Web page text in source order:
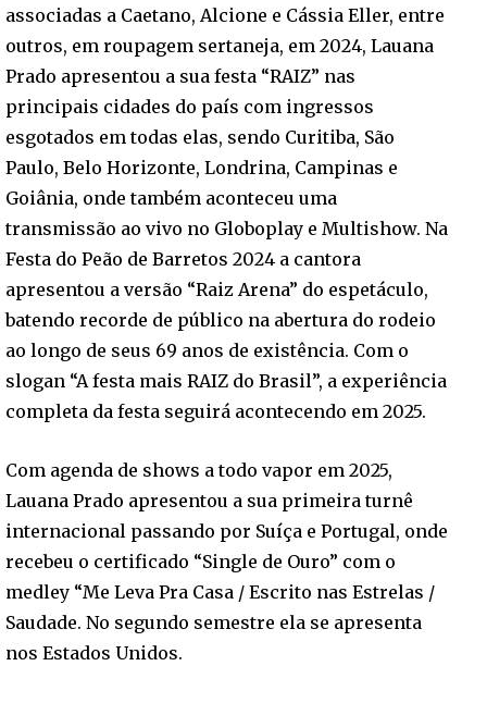
associadas a Caetano, Alcione e Cássia Eller, entre
outros, em roupagem sertaneja, em 2024, Lauana
Prado apresentou a sua festa “RAIZ” nas
principais cidades do país com ingressos
esgotados em todas elas, sendo Curitiba, São
Paulo, Belo Horizonte, Londrina, Campinas e
Goiânia, onde também aconteceu uma
transmissão ao vivo no Globoplay e Multishow. Na
Festa do Peão de Barretos 2024 a cantora
apresentou a versão “Raiz Arena” do espetáculo,
batendo recorde de público na abertura do rodeio
ao longo de seus 69 anos de existência. Com o
slogan “A festa mais RAIZ do Brasil”, a experiência
completa da festa seguirá acontecendo em 2025.
Com agenda de shows a todo vapor em 2025,
Lauana Prado apresentou a sua primeira turnê
internacional passando por Suíça e Portugal, onde
recebeu o certificado “Single de Ouro” com o
medley “Me Leva Pra Casa / Escrito nas Estrelas /
Saudade. No segundo semestre ela se apresenta
nos Estados Unidos.